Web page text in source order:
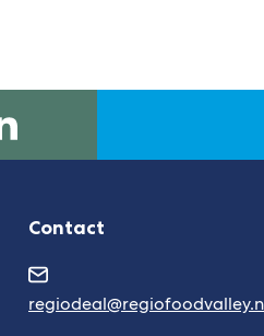
regio-
(Verwijst
externe
website)
Contact